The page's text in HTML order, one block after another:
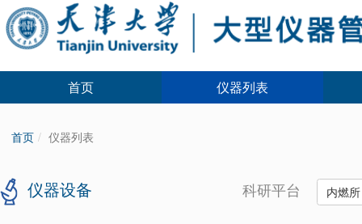
首页 仪器列表
首页 仪器列表
仪器设备 科研平台 内燃